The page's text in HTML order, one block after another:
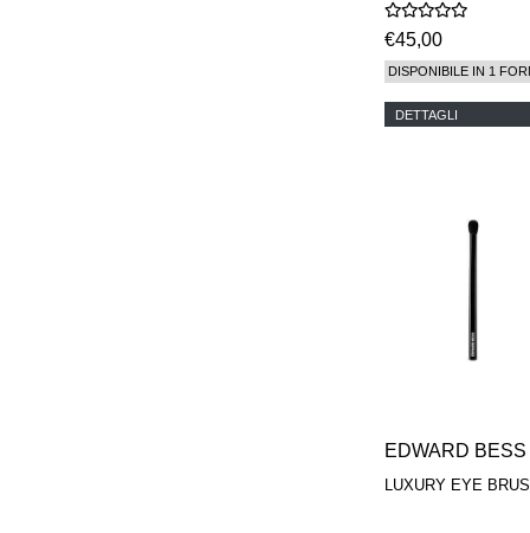
€45,00
DISPONIBILE IN 1
DETTAGLI
EDWARD BESS
LUXURY EYE